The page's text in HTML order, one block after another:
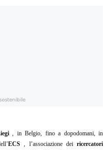
, in Belgio, fino a dopodomani, in
ECS , l’associazione dei ricercatori